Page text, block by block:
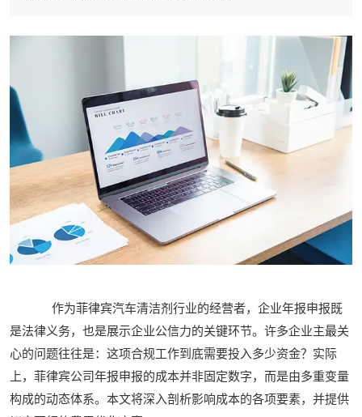
作为菲律宾汽车清洁剂行业的经营者，企业年报申报既
是法律义务，也是展示企业公信力的关键环节。许多企业主最关
心的问题往往是：这项合规工作到底需要投入多少资金？实际
上，菲律宾公司年报申报的成本并非固定数字，而是由多重变量
构成的动态体系。本文将深入剖析影响成本的各项要素，并提供